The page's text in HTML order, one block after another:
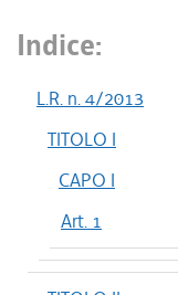
Indice:
L.R. n. 4/2013
TITOLO I
CAPO I
Art. 1